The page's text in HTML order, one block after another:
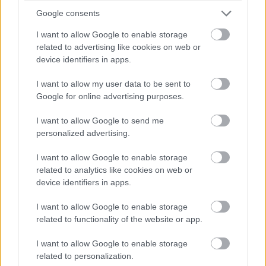
Google consents
I want to allow Google to enable storage
related to advertising like cookies on web or
device identifiers in apps.
I want to allow my user data to be sent to
Google for online advertising purposes.
I want to allow Google to send me
personalized advertising.
I want to allow Google to enable storage
related to analytics like cookies on web or
device identifiers in apps.
I want to allow Google to enable storage
related to functionality of the website or app.
I want to allow Google to enable storage
related to personalization.
a Microsoft és az Activison
együttvéve
Kedvencekhez
Ikker Zsolt|2021 október 4. 12:57
elképesztő profitot hajtanak a játékok az
almás cégnek.
valószínűleg az utolsók közt, vagy egyáltalán nem fog
eszünkbe jutni az Apple, melyet elsősorban az iPhone, a